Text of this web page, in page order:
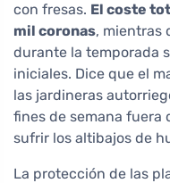
con fresas. El coste
mil coronas, mientras
durante la temporada
iniciales. Dice que el
las jardineras
fines de semana fuera
sufrir los altibajos de
La protección de las